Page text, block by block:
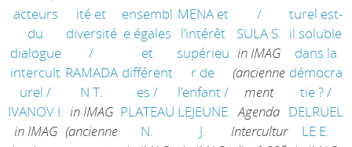
acteurs
du
dialogue
intercult
urel /
IVANOV I.
in IMAG
ité et
diversité
/
RAMADA
N T.
in IMAG
(ancienne
ensembl
e égales
et
différent
es /
PLATEAU
N.
MENA et
l’intérêt
supérieu
r de
l’enfant/
LEJEUNE
J.
/
SULA S.
in IMAG
(ancienne
ment
Agenda
Intercultur
turel est-
il soluble
dans la
démocra
tie ?/
DELRUEL
LE E.